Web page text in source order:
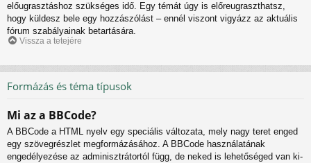
előugrasztáshoz szükséges idő. Egy témát úgy is előreugraszthatsz,
hogy küldesz bele egy hozzászólást – ennél viszont vigyázz az aktuális
fórum szabályainak betartására.
Vissza a tetejére
Formázás és téma típusok
Mi az a BBCode?
A BBCode a HTML nyelv egy speciális változata, mely nagy teret enged
egy szövegrészlet megformázásához. A BBCode használatának
engedélyezése az adminisztrátortól függ, de neked is lehetőséged van ki-